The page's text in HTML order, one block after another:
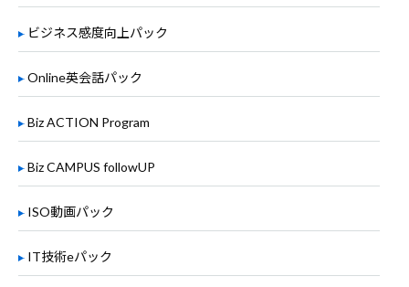
ビジネス感度向上パック
Online英会話パック
Biz ACTION Program
Biz CAMPUS followUP
ISO動画パック
IT技術eパック